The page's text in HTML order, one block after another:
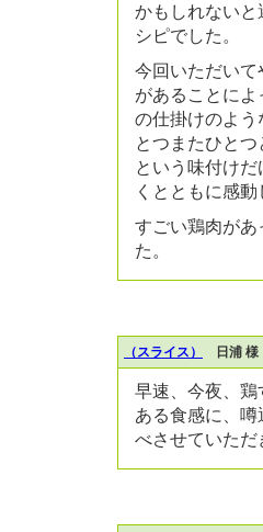
かもしれない
シピでした。
今回いただい
があることに
の仕掛けのよ
とつまたひと
という味付け
くとともに感
すごい鶏肉が
た。
（スライス） 日浦 様
早速、今夜、
ある食感に、
べさせていただ